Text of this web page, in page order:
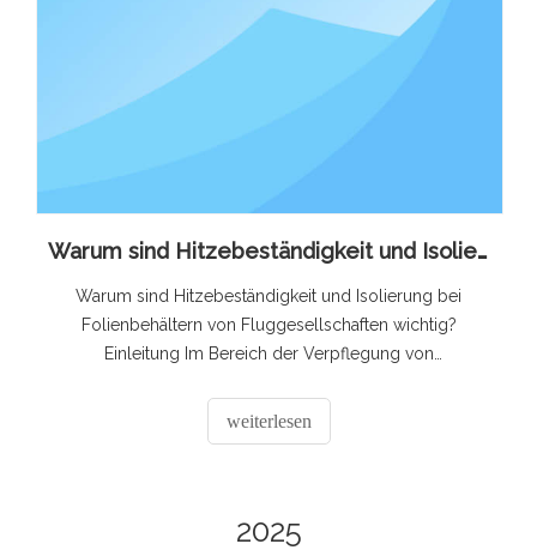
Warum sind Hitzebeständigkeit und Isolierung bei Folienbehältern von Fluggesellschaften wichtig?
Warum sind Hitzebeständigkeit und Isolierung bei
Folienbehältern von Fluggesellschaften wichtig?
Einleitung Im Bereich der Verpflegung von
scheinbar bescheidene Folienbehälter eine
entscheidende Rolle. Folienbehälter von
weiterlesen
2025